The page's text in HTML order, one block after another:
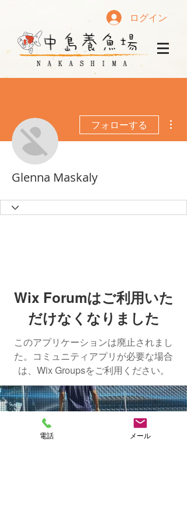
ログイン
フォローする
Glenna Maskaly
Wix Forumはご利用いた
だけなくなりました
このアプリケーションは廃止されまし
た。コミュニティアプリが必要な場合
は、Wix Groupsをご利用ください。
NAKASHIMA
電話 メール